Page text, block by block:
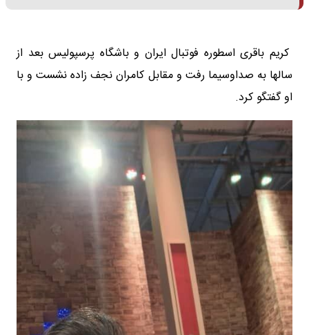
کریم باقری اسطوره فوتبال ایران و باشگاه پرسپولیس بعد از
سالها به صداوسیما رفت و مقابل کامران نجف زاده نشست و با
او گفتگو کرد.